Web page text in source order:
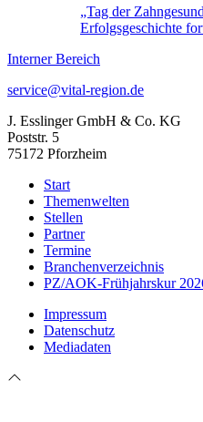
„Tag der
Erfolgsgeschichte
Interner Bereich
service@vital-region.de
J. Esslinger GmbH & Co. KG
Poststr. 5
75172 Pforzheim
Start
Themenwelten
Stellen
Partner
Termine
Branchenverzeichnis
PZ/AOK-Frühjahrskur
Impressum
Datenschutz
Mediadaten